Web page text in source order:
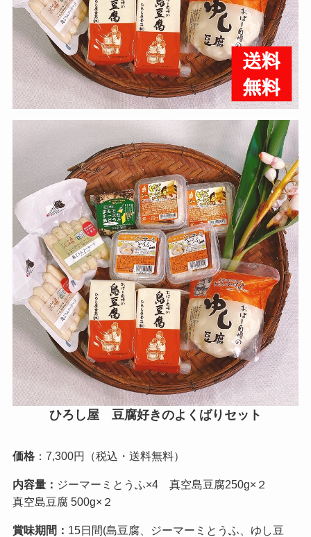
ひろし屋 豆腐好きのよくばりセット
価格：7,300円（税込・送料無料）
内容量： ジーマーミとうふ×4 真空島豆腐250g×２
真空島豆腐 500g×２
賞味期間： 15日間(島豆腐、ジーマーミとうふ、ゆし豆